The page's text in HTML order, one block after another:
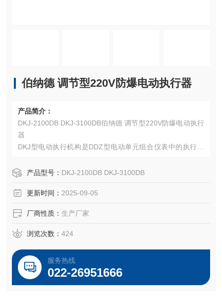
伯纳德 调节型220V防爆电动执行器
产品简介：
DKJ-2100DB DKJ-3100DB伯纳德 调节型220V防爆电动执行
器
DKJ型电动执行机构是DDZ型电动单元组合仪表中的执行单
构完成调节任务，广泛地用于电站、化工、石油、冶金、建
产品型号： DKJ-2100DB DKJ-3100DB
更新时间： 2025-09-05
厂商性质： 生产厂家
浏览次数： 424
服务热线
022-26951666